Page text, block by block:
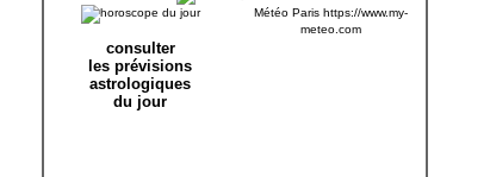
consulter
les prévisions
astrologiques
du jour
Météo Paris https://www.my-
meteo.com